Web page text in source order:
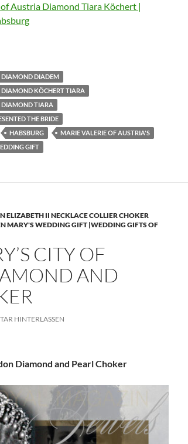
Austria Diamond Tiara Köchert |
DIAMOND DIADEM
DIAMOND KÖCHERT TIARA
DIAMOND TIARA
THE BRIDE
HABSBURG
MARIE VALERIE OF AUSTRIA'S
GIFT
ELIZABETH II NECKLACE COLLIER CHOKER
MARY'S WEDDING GIFT |WEDDING GIFTS OF
CITY OF
AND
HINTERLASSEN
Diamond and Pearl Choker